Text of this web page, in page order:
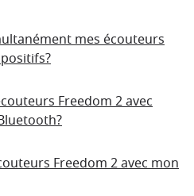
mes écouteurs
Freedom 2 avec
Freedom 2 avec mon